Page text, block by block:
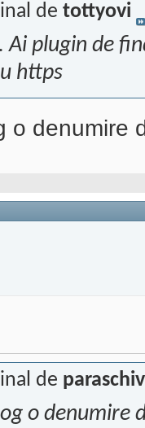
de tottyovi
Ai plugin de
https
o denumire
de
o denumire